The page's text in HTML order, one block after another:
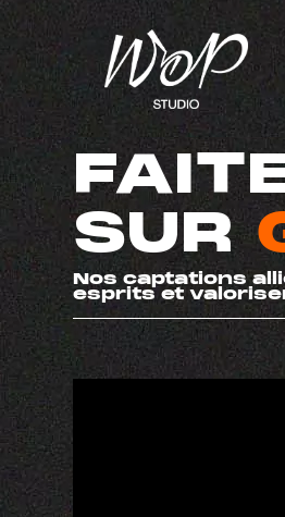
SUR
Nos captations
esprits et